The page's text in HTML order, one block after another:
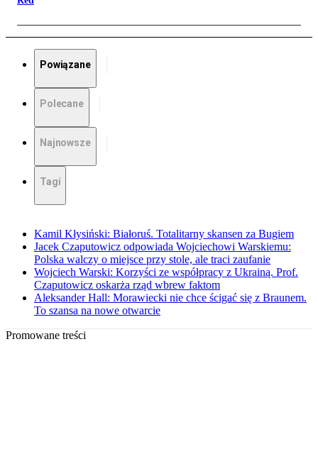
Powiązane
Polecane
Najnowsze
Tagi
Kamil Kłysiński: Białoruś. Totalitarny skansen za Bugiem
Jacek Czaputowicz odpowiada Wojciechowi Warskiemu:
Polska walczy o miejsce przy stole, ale traci zaufanie
Wojciech Warski: Korzyści ze współpracy z Ukrainą. Prof.
Czaputowicz oskarża rząd wbrew faktom
Aleksander Hall: Morawiecki nie chce ścigać się z Braunem.
To szansa na nowe otwarcie
Promowane treści